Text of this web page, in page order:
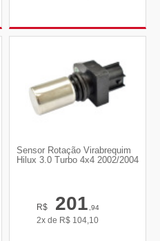
Sensor Rotação Virabrequim
Hilux 3.0 Turbo 4x4 2002/2004
R$ 201,94
2x de R$ 104,10